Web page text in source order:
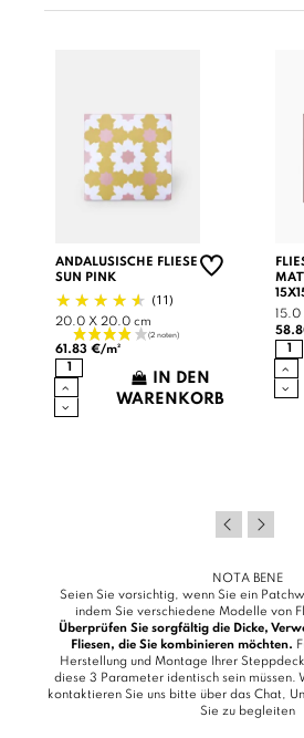
ANDALUSISCHE FLIESE
SUN PINK
(11)
20.0 X 20.0 cm
61.83 €/m²
IN DEN
WARENKORB
15.0
NOTA BENE
Seien Sie vorsichtig, wenn Sie ein
indem Sie verschiedene Modelle von
Überprüfen Sie sorgfältig die Dicke,
Fliesen, die Sie kombinieren möchten.
Herstellung und Montage Ihrer
diese 3 Parameter identisch sein müssen.
kontaktieren Sie uns bitte über das Chat,
Sie zu begleiten